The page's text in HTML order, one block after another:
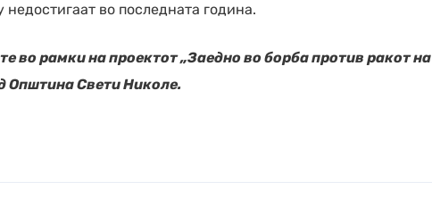
во последната година.
во рамки на проектот „Заедно во борба против ракот на
Општина Свети Николе.